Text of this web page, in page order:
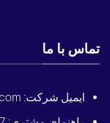
تماس با ما
ایمیل شرکت:suntra.hood@yahoo.com